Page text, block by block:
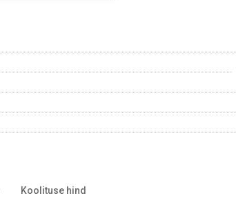
Koolituse hind